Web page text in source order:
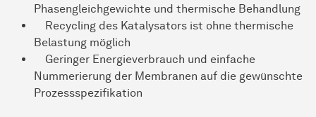
Phasengleichgewichte und thermische Behandlung
Recycling des Katalysators ist ohne thermische
Belastung möglich
Geringer Energieverbrauch und einfache
Nummerierung der Membranen auf die gewünschte
Prozessspezifikation